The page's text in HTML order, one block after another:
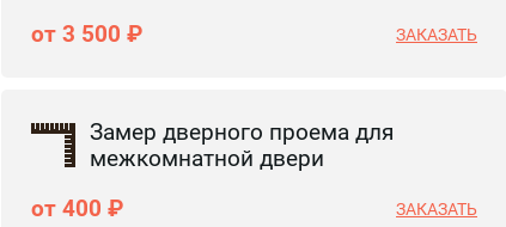
от 3 500 ₽ ЗАКАЗАТЬ
Замер дверного проема для
межкомнатной двери
от 400 ₽
ЗАКАЗАТЬ